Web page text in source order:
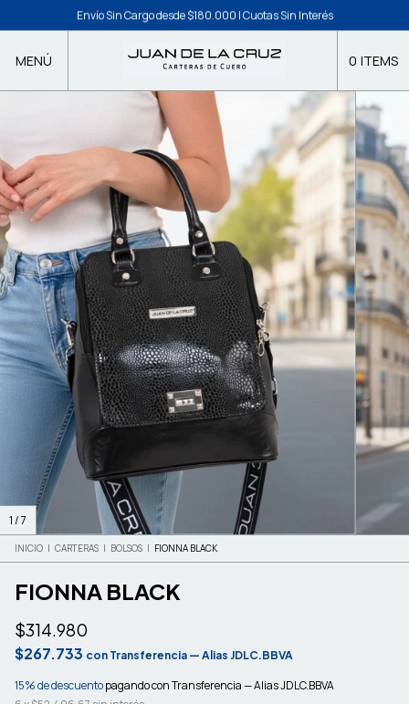
Envío Sin Cargo desde $180.000 | Cuotas Sin Interés
MENÚ 0 ITEMS
1/7
INICIO | CARTERAS | BOLSOS | FIONNA BLACK
FIONNA BLACK
$314.980
$267.733 con Transferencia — Alias JDLC.BBVA
15% de descuentopagando con Transferencia — Alias JDLC.BBVA